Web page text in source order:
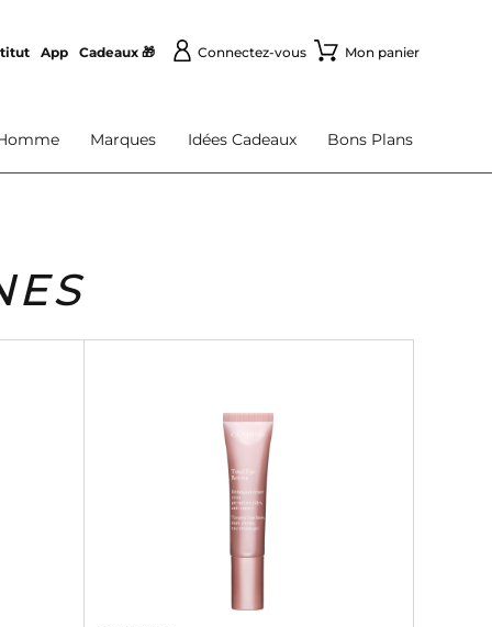
App Cadeaux 🎁 Connectez-vous Mon panier
Marques Idées Cadeaux Bons Plans